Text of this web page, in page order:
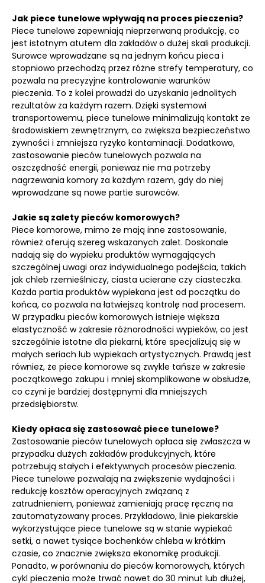
Jak piece tunelowe wpływają na proces pieczenia?
Piece tunelowe zapewniają nieprzerwaną produkcję, co
jest istotnym atutem dla zakładów o dużej skali produkcji.
Surowce wprowadzane są na jednym końcu pieca i
stopniowo przechodzą przez różne strefy temperatury, co
pozwala na precyzyjne kontrolowanie warunków
pieczenia. To z kolei prowadzi do uzyskania jednolitych
rezultatów za każdym razem. Dzięki systemowi
transportowemu, piece tunelowe minimalizują kontakt ze
środowiskiem zewnętrznym, co zwiększa bezpieczeństwo
żywności i zmniejsza ryzyko kontaminacji. Dodatkowo,
zastosowanie pieców tunelowych pozwala na
oszczędność energii, ponieważ nie ma potrzeby
nagrzewania komory za każdym razem, gdy do niej
wprowadzane są nowe partie surowców.
Jakie są zalety pieców komorowych?
Piece komorowe, mimo że mają inne zastosowanie,
również oferują szereg wskazanych zalet. Doskonale
nadają się do wypieku produktów wymagających
szczególnej uwagi oraz indywidualnego podejścia, takich
jak chleb rzemieślniczy, ciasta ucierane czy ciasteczka.
Każda partia produktów wypiekana jest od początku do
końca, co pozwala na łatwiejszą kontrolę nad procesem.
W przypadku pieców komorowych istnieje większa
elastyczność w zakresie różnorodności wypieków, co jest
szczególnie istotne dla piekarni, które specjalizują się w
małych seriach lub wypiekach artystycznych. Prawdą jest
również, że piece komorowe są zwykle tańsze w zakresie
początkowego zakupu i mniej skomplikowane w obsłudze,
co czyni je bardziej dostępnymi dla mniejszych
przedsiębiorstw.
Kiedy opłaca się zastosować piece tunelowe?
Zastosowanie pieców tunelowych opłaca się zwłaszcza w
przypadku dużych zakładów produkcyjnych, które
potrzebują stałych i efektywnych procesów pieczenia.
Piece tunelowe pozwalają na zwiększenie wydajności i
redukcję kosztów operacyjnych związaną z
zatrudnieniem, ponieważ zamieniają pracę ręczną na
zautomatyzowany proces. Przykładowo, linie piekarskie
wykorzystujące piece tunelowe są w stanie wypiekać
setki, a nawet tysiące bochenków chleba w krótkim
czasie, co znacznie zwiększa ekonomikę produkcji.
Ponadto, w porównaniu do pieców komorowych, których
cykl pieczenia może trwać nawet do 30 minut lub dłużej,